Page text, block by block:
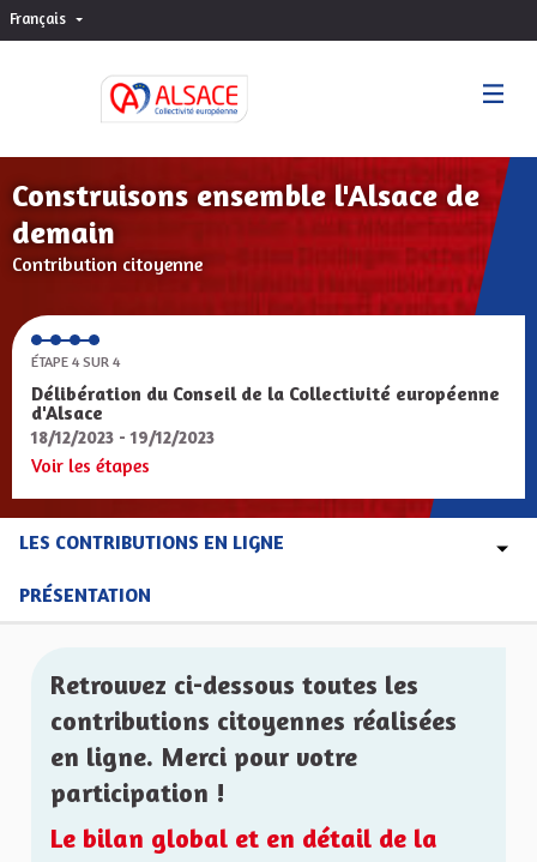
Français Choisir la langue
Construisons ensemble l'Alsace de
demain
Contribution citoyenne
ÉTAPE 4 SUR 4
Délibération du Conseil de la Collectivité européenne
d'Alsace
18/12/2023 - 19/12/2023
Voir les étapes
LES CONTRIBUTIONS EN LIGNE
PRÉSENTATION
Retrouvez ci-dessous toutes les
contributions citoyennes réalisées
en ligne. Merci pour votre
participation !
Le bilan global et en détail de la